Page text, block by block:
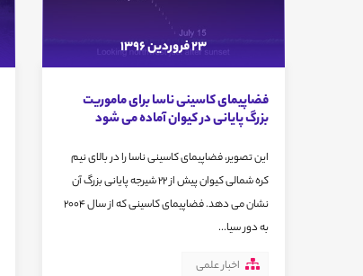
23 فروردین 1396
فضاپیمای کاسینی ناسا برای ماموریت
بزرگ پایانی در کیوان آماده می شود
این تصویر، فضاپیمای کاسینی ناسا را در بالای نیم
کره شمالی کیوان پیش از 22 شیرجه پایانی بزرگ آن
نشان می دهد. فضاپیمای کاسینی که از سال 2004
به دور سیا...
اخبار علمی